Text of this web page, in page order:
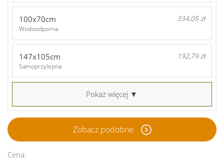
100x70cm 334,05 zł
Wodoodporna
147x105cm 192,79 zł
Samoprzylepna
Pokaż więcej ▼
Zobacz podobne
Cena: